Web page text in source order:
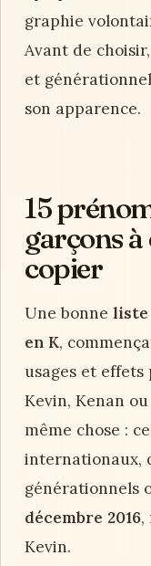
graphie
Avant de
et
son apparence.
15
garçons
copier
Une bonne liste
en K,
usages et effets
Kevin, Kenan
même chose :
internationaux,
générationnels
décembre 2016,
Kevin.